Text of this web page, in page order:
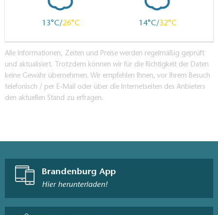
13 26 14 32
Alle Informationen, Zeiten und Preise werden regelmäßig geprüft
und aktualisiert. Trotzdem können wir für die Richtigkeit der Daten
keine Gewähr übernehmen. Wir empfehlen Ihnen, vor Ihrem Besuch
telefonisch / per E-Mail oder über die Internetseiten des Anbieters
den aktuellen Stand zu erfragen.
Brandenburg App
Hier herunterladen!